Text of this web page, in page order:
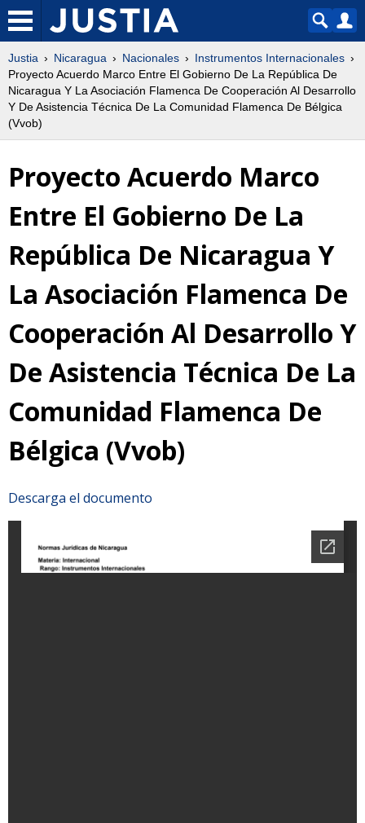
Justia Nicaragua Nacionales
Instrumentos Internacionales
Proyecto Acuerdo Marco Entre El Gobierno De La República De
Nicaragua Y La Asociación Flamenca De Cooperación Al Desarrollo
Y De Asistencia Técnica De La Comunidad Flamenca De Bélgica
(Vvob)
Proyecto Acuerdo Marco
Entre El Gobierno De La
República De Nicaragua Y
La Asociación Flamenca De
Cooperación Al Desarrollo Y
De Asistencia Técnica De La
Comunidad Flamenca De
Bélgica (Vvob)
Descarga el documento